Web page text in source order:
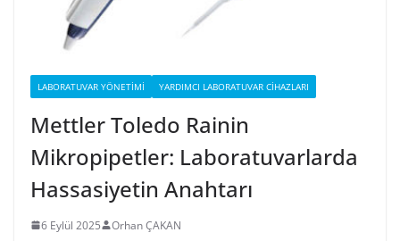
LABORATUVAR YÖNETIMI YARDIMCI LABORATUVAR CIHAZLARI
Mettler Toledo Rainin
Mikropipetler: Laboratuvarlarda
Hassasiyetin Anahtarı
6 Eylül 2025 Orhan ÇAKAN